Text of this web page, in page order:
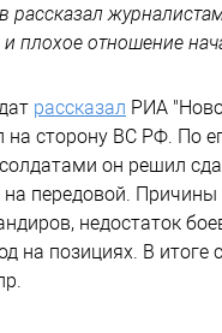
рассказал
плохое отношение
рассказал РИА
на сторону ВС РФ. По
он решил
на передовой. Причины
недостаток
на позициях. В итоге